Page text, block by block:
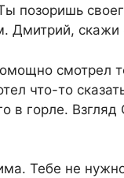
позоришь
Дмитрий, скажи
смотрел
что-то
в горле. Взгляд
Тебе не